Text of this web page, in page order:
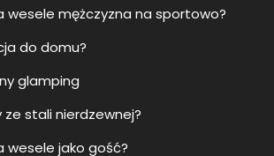
wesele mężczyzna na sportowo?
do domu?
glamping
ze stali nierdzewnej?
wesele jako gość?